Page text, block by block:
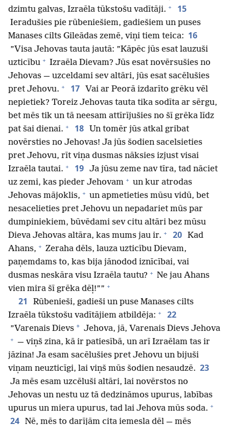
dzimtu galvas, Izraēla tūkstošu vadītāji. + 15
Ieradušies pie rūbeniešiem, gadiešiem un puses
Manases cilts Gileādas zemē, viņi tiem teica: 16
”Visa Jehovas tauta jautā: ”Kāpēc jūs esat lauzuši
uzticību + Izraēla Dievam? Jūs esat novērsušies no
Jehovas — uzceldami sev altāri, jūs esat sacēlušies
pret Jehovu. + 17
Vai ar Peorā izdarīto grēku vēl
nepietiek? Toreiz Jehovas tauta tika sodīta ar sērgu,
bet mēs tik un tā neesam attīrījušies no šī grēka līdz
pat šai dienai. + 18
Un tomēr jūs atkal gribat
novērsties no Jehovas! Ja jūs šodien sacelsieties
pret Jehovu, rīt viņa dusmas nāksies izjust visai
Izraēla tautai. + 19 Ja jūsu zeme nav tīra, tad nāciet
uz zemi, kas pieder Jehovam + un kur atrodas
Jehovas mājoklis, + un apmetieties mūsu vidū, bet
nesacelieties pret Jehovu un nepadariet mūs par
dumpiniekiem, būvēdami sev citu altāri bez mūsu
Dieva Jehovas altāra, kas mums jau ir. + 20 Kad
Ahans, + Zeraha dēls, lauza uzticību Dievam,
paņemdams to, kas bija jānodod iznīcībai, vai
dusmas neskāra visu Izraēla tautu? + Ne jau Ahans
vien mira šī grēka dēļ!”” +
21
Rūbenieši, gadieši un puse Manases cilts
Izraēla tūkstošu vadītājiem atbildēja: + 22
”Varenais Dievs * Jehova, jā, Varenais Dievs Jehova
+ — viņš zina, kā ir patiesībā, un arī Izraēlam tas ir
jāzina! Ja esam sacēlušies pret Jehovu un bijuši
viņam neuzticīgi, lai viņš mūs šodien nesaudzē. 23
Ja mēs esam uzcēluši altāri, lai novērstos no
Jehovas un nestu uz tā dedzināmos upurus, labības
upurus un miera upurus, tad lai Jehova mūs soda. +
24 Nē, mēs to darījām cita iemesla dēļ — mēs